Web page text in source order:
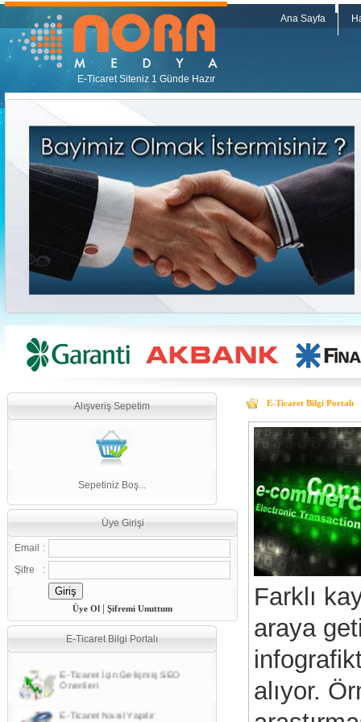
E-Ticaret Siteniz 1 Günde Hazır
Ana Sayfa
Alışveriş Sepetim
Sepetiniz Boş...
Üye Girişi
Email
:
Şifre
:
Üye Ol Şifremi Unuttum
E-Ticaret Bilgi Portalı
E-Ticaret İçin Gelişmiş SEO
E-Ticaret Bilgi Portalı
Farklı
araya
alıyor.